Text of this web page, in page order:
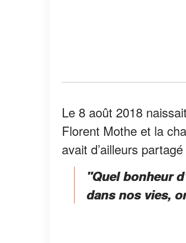
Le 8 août 2018
Florent Mothe et la
avait d’ailleurs
"Quel bonheur
dans nos vies,